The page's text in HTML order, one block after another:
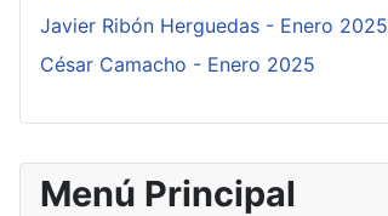
Menú Principal
Javier Ribón Herguedas - Enero 2025
César Camacho - Enero 2025